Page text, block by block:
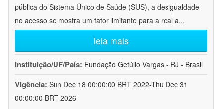
pública do Sistema Único de Saúde (SUS), a desigualdade
no acesso se mostra um fator limitante para a real a...
leia mais
Instituição/UF/País: Fundação Getúlio Vargas - RJ - Brasil
Vigência: Sun Dec 18 00:00:00 BRT 2022-Thu Dec 31
00:00:00 BRT 2026